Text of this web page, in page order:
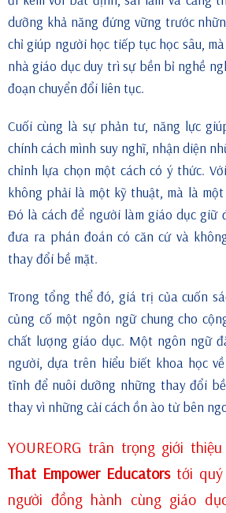
dưỡng khả năng đứng vững trước
chỉ giúp người học tiếp tục học sâu,
nhà giáo dục duy trì sự bền bỉ nghề
đoạn chuyển đổi liên tục.
Cuối cùng là sự phản tư, năng lực
chính cách mình suy nghĩ, nhận diện
chỉnh lựa chọn một cách có ý thức. Với
không phải là một kỹ thuật, mà là
Đó là cách để người làm giáo dục giữ
đưa ra phán đoán có căn cứ và
thay đổi bề mặt.
Trong tổng thể đó, giá trị của cuốn
củng cố một ngôn ngữ chung cho
chất lượng giáo dục. Một ngôn ngữ
người, dựa trên hiểu biết khoa học
tĩnh để nuôi dưỡng những thay đổi
thay vì những cải cách ồn ào từ bên
YOUREORG trân trọng giới
That Empower Educatorstới quý
người đồng hành cùng giáo